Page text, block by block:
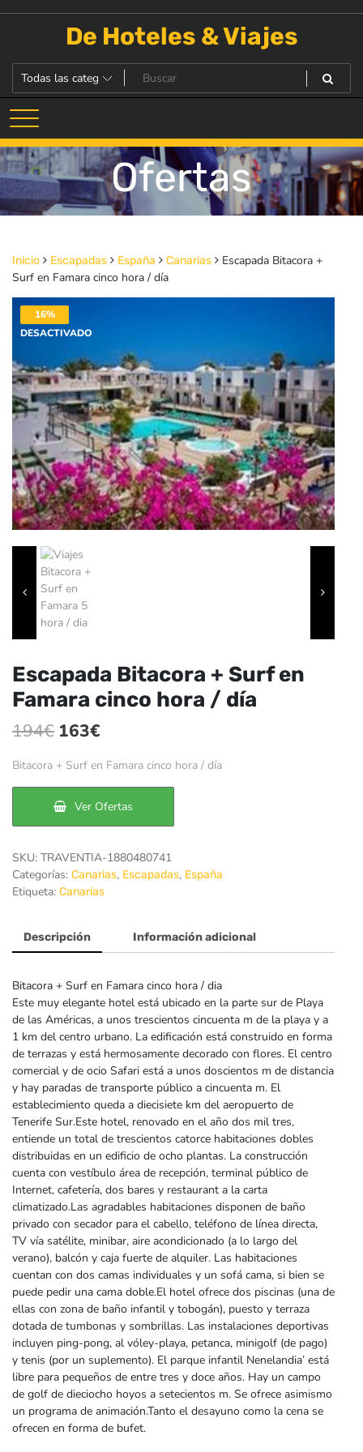
De Hoteles & Viajes
Ofertas
Inicio Escapadas España Canarias
Escapada Bitacora +
Surf en Famara cinco hora / día
16%
DESACTIVADO
Escapada Bitacora + Surf en
Famara cinco hora / día
194€ El
precio
era:
194€.
163€
precio
es:
163€.
Bitacora + Surf en Famara cinco hora / día
Ver Ofertas
SKU: TRAVENTIA-1880480741
Categorías: Canarias, Escapadas, España
Etiqueta: Canarias
Descripción Información adicional
Bitacora + Surf en Famara cinco hora / dia
Este muy elegante hotel está ubicado en la parte sur de Playa
de las Américas, a unos trescientos cincuenta m de la playa y a
1 km del centro urbano. La edificación está construido en forma
de terrazas y está hermosamente decorado con flores. El centro
comercial y de ocio Safari está a unos doscientos m de distancia
y hay paradas de transporte público a cincuenta m. El
establecimiento queda a diecisiete km del aeropuerto de
Tenerife Sur.Este hotel, renovado en el año dos mil tres,
entiende un total de trescientos catorce habitaciones dobles
distribuidas en un edificio de ocho plantas. La construcción
cuenta con vestíbulo área de recepción, terminal público de
Internet, cafetería, dos bares y restaurant a la carta
climatizado.Las agradables habitaciones disponen de baño
privado con secador para el cabello, teléfono de línea directa,
TV vía satélite, minibar, aire acondicionado (a lo largo del
verano), balcón y caja fuerte de alquiler. Las habitaciones
cuentan con dos camas individuales y un sofá cama, si bien se
puede pedir una cama doble.El hotel ofrece dos piscinas (una de
ellas con zona de baño infantil y tobogán), puesto y terraza
dotada de tumbonas y sombrillas. Las instalaciones deportivas
incluyen ping-pong, al vóley-playa, petanca, minigolf (de pago)
y tenis (por un suplemento). El parque infantil Nenelandia’ está
libre para pequeños de entre tres y doce años. Hay un campo
de golf de dieciocho hoyos a setecientos m. Se ofrece asimismo
un programa de animación.Tanto el desayuno como la cena se
ofrecen en forma de bufet.